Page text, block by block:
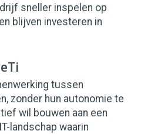
sneller inspelen op
blijven investeren in
tussen
zonder hun autonomie te
wil bouwen aan een
landschap waarin